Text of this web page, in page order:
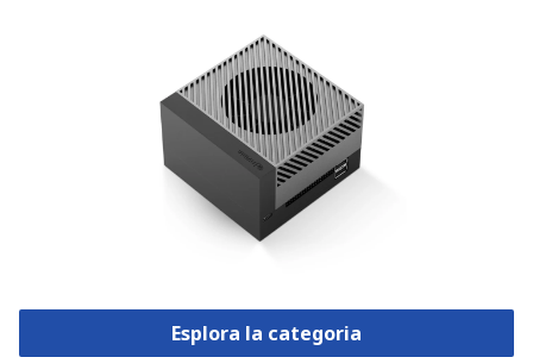
Esplora la categoria